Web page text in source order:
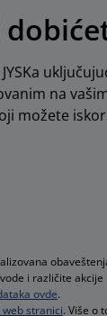
na
možete
i različite
ovde.
web stranici. Više o